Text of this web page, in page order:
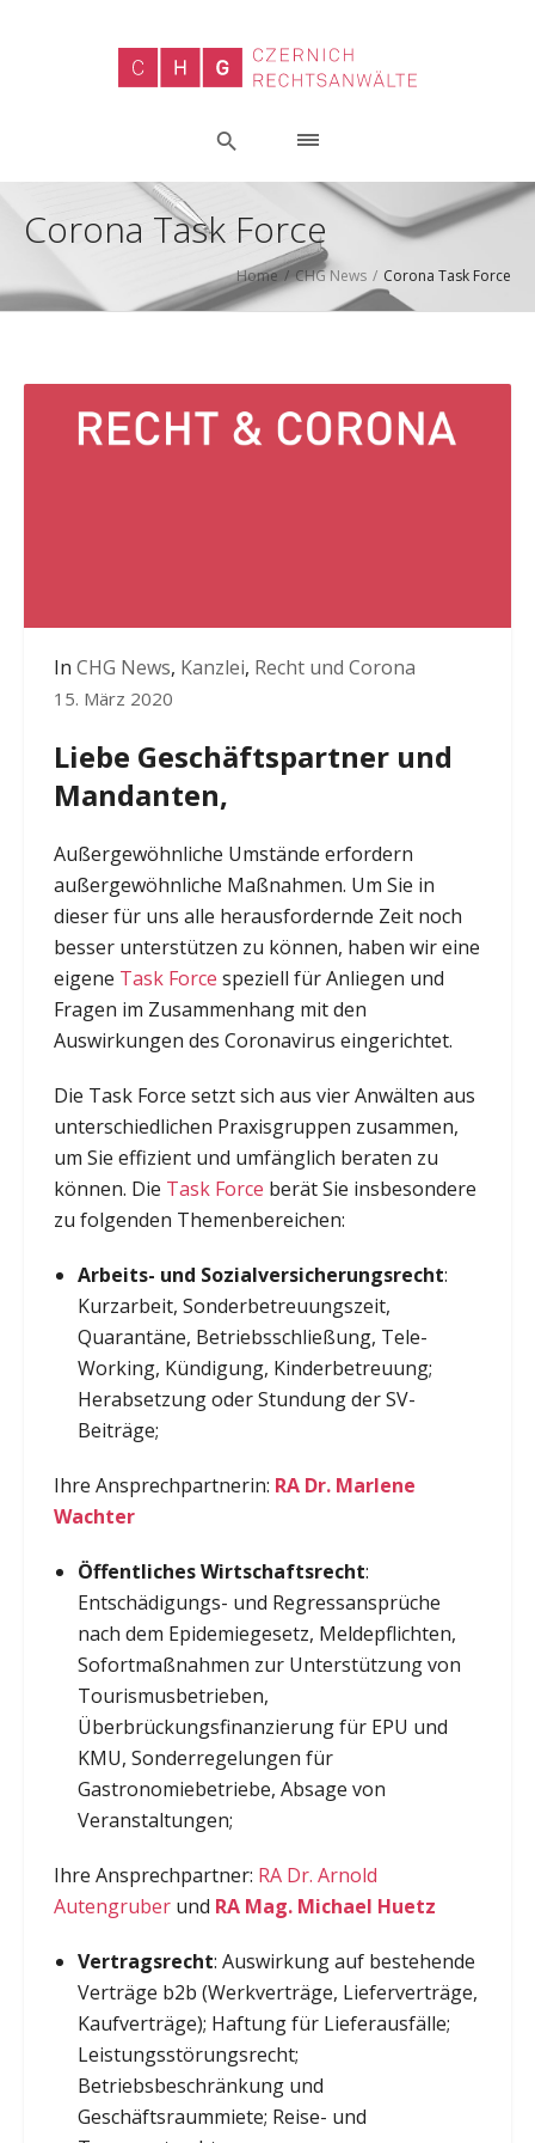
Corona Task Force
Home /CHG News / Corona Task Force
In CHG News, Kanzlei, Recht und Corona
15. März 2020
Liebe Geschäftspartner und
Mandanten,
Außergewöhnliche Umstände erfordern
außergewöhnliche Maßnahmen. Um Sie in
dieser für uns alle herausfordernde Zeit noch
besser unterstützen zu können, haben wir eine
eigene Task Force speziell für Anliegen und
Fragen im Zusammenhang mit den
Auswirkungen des Coronavirus eingerichtet.
Die Task Force setzt sich aus vier Anwälten aus
unterschiedlichen Praxisgruppen zusammen,
um Sie effizient und umfänglich beraten zu
können. Die Task Force berät Sie insbesondere
zu folgenden Themenbereichen:
Arbeits- und Sozialversicherungsrecht:
Kurzarbeit, Sonderbetreuungszeit,
Quarantäne, Betriebsschließung, Tele-
Working, Kündigung, Kinderbetreuung;
Herabsetzung oder Stundung der SV-
Beiträge;
Ihre Ansprechpartnerin: RA Dr. Marlene
Wachter
Öffentliches Wirtschaftsrecht:
Entschädigungs- und Regressansprüche
nach dem Epidemiegesetz, Meldepflichten,
Sofortmaßnahmen zur Unterstützung von
Tourismusbetrieben,
Überbrückungsfinanzierung für EPU und
KMU, Sonderregelungen für
Gastronomiebetriebe, Absage von
Veranstaltungen;
Ihre Ansprechpartner: RA Dr. Arnold
Autengruberund RA Mag. Michael Huetz
Vertragsrecht: Auswirkung auf bestehende
Verträge b2b (Werkverträge, Lieferverträge,
Kaufverträge); Haftung für Lieferausfälle;
Leistungsstörungsrecht;
Betriebsbeschränkung und
Geschäftsraummiete; Reise- und